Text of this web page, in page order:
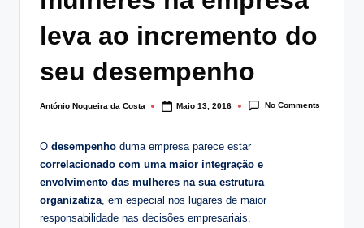
leva ao incremento do
seu desempenho
Posted
António Nogueira da Costa Maio 13, 2016 No Comments
O desempenho duma empresa parece estar
correlacionado com uma maior integração e
envolvimento das mulheres na sua estrutura
organizatiza, em especial nos lugares de maior
responsabilidade nas decisões empresariais.